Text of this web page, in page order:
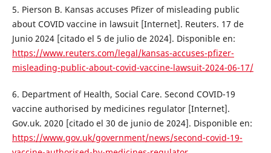
5. Pierson B. Kansas accuses Pfizer of misleading public
about COVID vaccine in lawsuit [Internet]. Reuters. 17 de
Junio 2024 [citado el 5 de julio de 2024]. Disponible en:
https://www.reuters.com/legal/kansas-accuses-pfizer-
misleading-public-about-covid-vaccine-lawsuit-2024-06-17/
6. Department of Health, Social Care. Second COVID-19
vaccine authorised by medicines regulator [Internet].
Gov.uk. 2020 [citado el 30 de junio de 2024]. Disponible en:
https://www.gov.uk/government/news/second-covid-19-